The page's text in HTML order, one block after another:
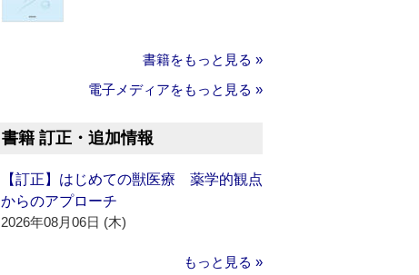
書籍をもっと見る »
電子メディアをもっと見る »
書籍 訂正・追加情報
【訂正】はじめての獣医療 薬学的観点
からのアプローチ
2026年08月06日 (木)
もっと見る »